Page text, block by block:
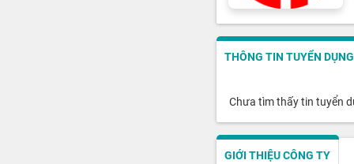
THÔNG TIN TUYỂN DỤNG
Chưa tìm thấy tin tuyển
GIỚI THIỆU CÔNG TY